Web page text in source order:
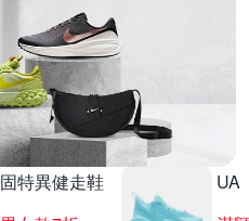
固特異健走鞋
UA